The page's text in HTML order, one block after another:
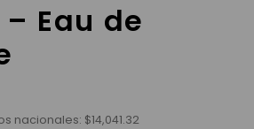
Eau de
nacionales: $14,041.32